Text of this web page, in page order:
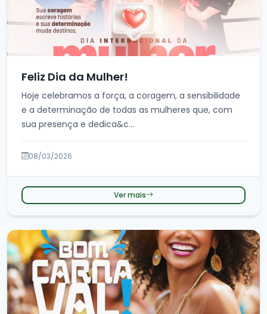
Feliz Dia da Mulher!
Hoje celebramos a força, a coragem, a sensibilidade
e a determinação de todas as mulheres que, com
sua presença e dedica&c...
08/03/2026
Ver mais